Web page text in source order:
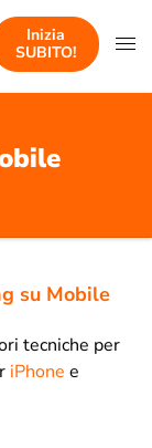
Inizia
SUBITO!
su Mobile
tecniche per
iPhone e